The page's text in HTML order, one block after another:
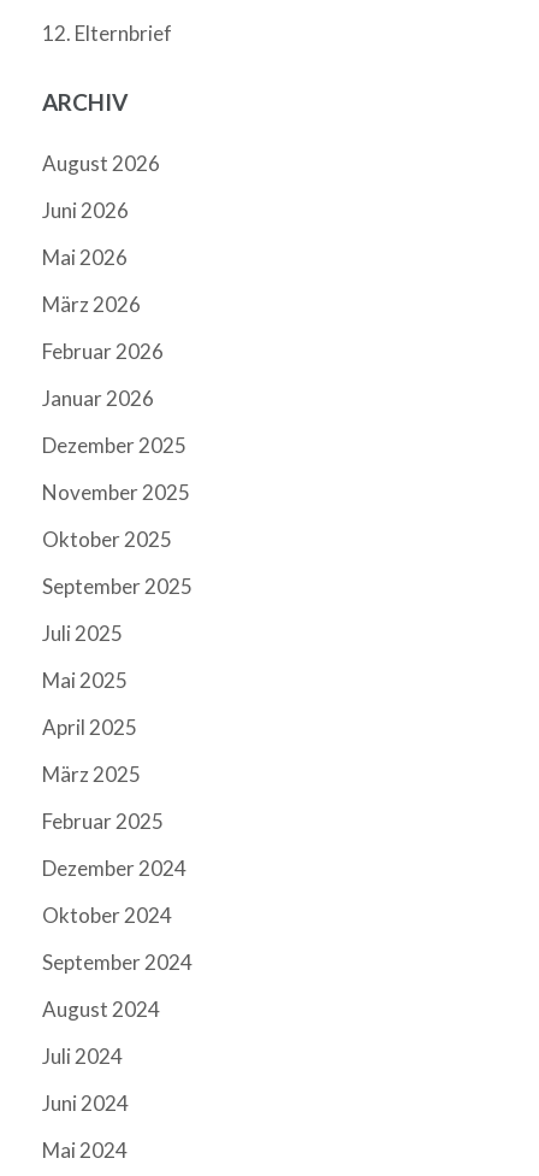
12. Elternbrief
ARCHIV
August 2026
Juni 2026
Mai 2026
März 2026
Februar 2026
Januar 2026
Dezember 2025
November 2025
Oktober 2025
September 2025
Juli 2025
Mai 2025
April 2025
März 2025
Februar 2025
Dezember 2024
Oktober 2024
September 2024
August 2024
Juli 2024
Juni 2024
Mai 2024